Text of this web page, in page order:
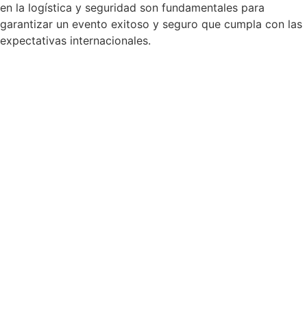
en la logística y seguridad son fundamentales para
garantizar un evento exitoso y seguro que cumpla con las
expectativas internacionales.